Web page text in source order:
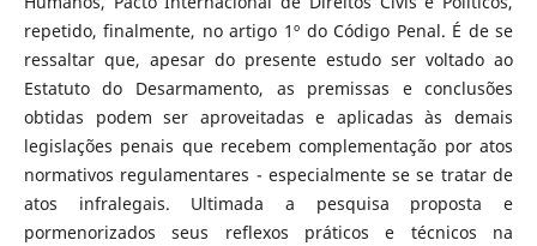
repetido, finalmente, no artigo 1º do Código Penal. É de se
ressaltar que, apesar do presente estudo ser voltado ao
Estatuto do Desarmamento, as premissas e conclusões
obtidas podem ser aproveitadas e aplicadas às demais
legislações penais que recebem complementação por atos
normativos regulamentares - especialmente se se tratar de
atos infralegais. Ultimada a pesquisa proposta e
pormenorizados seus reflexos práticos e técnicos na